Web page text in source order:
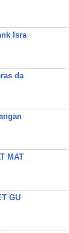
Isra
da
MAT
GU